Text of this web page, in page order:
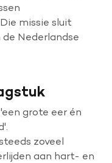
missie sluit
Nederlandse
grote eer én
zoveel
aan hart- en